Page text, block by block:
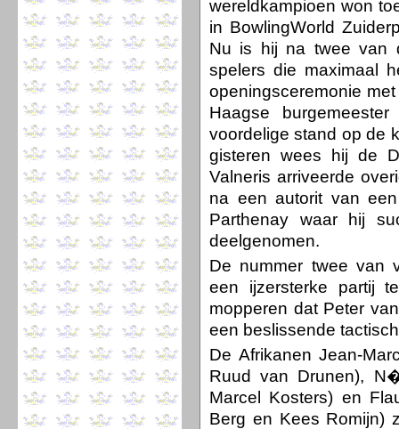
wereldkampioen won
in BowlingWorld
Nu is hij na twee van
spelers die maximaal
openingsceremonie
Haagse
voordelige stand op de
gisteren wees hij de
Valneris arriveerde
na een autorit van
Parthenay waar hij
deelgenomen.
De nummer twee van
een ijzersterke partij
mopperen dat Peter
een beslissende
De Afrikanen Jean-
Ruud van Drunen),
Marcel Kosters) en
Berg en Kees Romijn)